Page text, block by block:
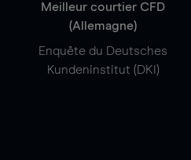
Meilleur courtier CFD
(Allemagne)
Enquête du Deutsches
Kundeninstitut (DKI)